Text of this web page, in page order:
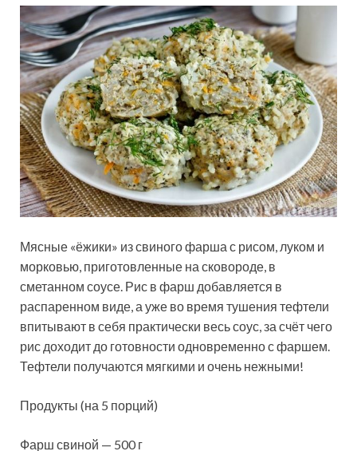
Мясные «ёжики» из свиного фарша с рисом, луком и
морковью, приготовленные на сковороде, в
сметанном соусе. Рис в фарш добавляется в
распаренном виде, а уже во время тушения тефтели
впитывают в себя практически весь соус, за счёт чего
рис доходит до готовности одновременно сфаршем.
Тефтели получаются мягкими и очень нежными!
Продукты (на 5 порций)
Фарш свиной — 500 г